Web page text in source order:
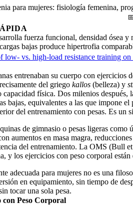
para mujeres: fisiología femenina,
fuerza funcional, densidad ósea
bajas produce hipertrofia
low- vs. high-load resistance training
entrenaban su cuerpo con
del griego kallos (belleza) y
física. Dos milenios
bajas, equivalentes a las que impone
del entrenamiento con pesas. Es
de gimnasio o pesas ligeras
aumentos en masa magra,
del entrenamiento. La OMS (Bull
y los ejercicios con peso corporal
adecuada para mujeres no es una
en equipamiento, sin tiempo de
tocar una sola pesa.
Peso Corporal